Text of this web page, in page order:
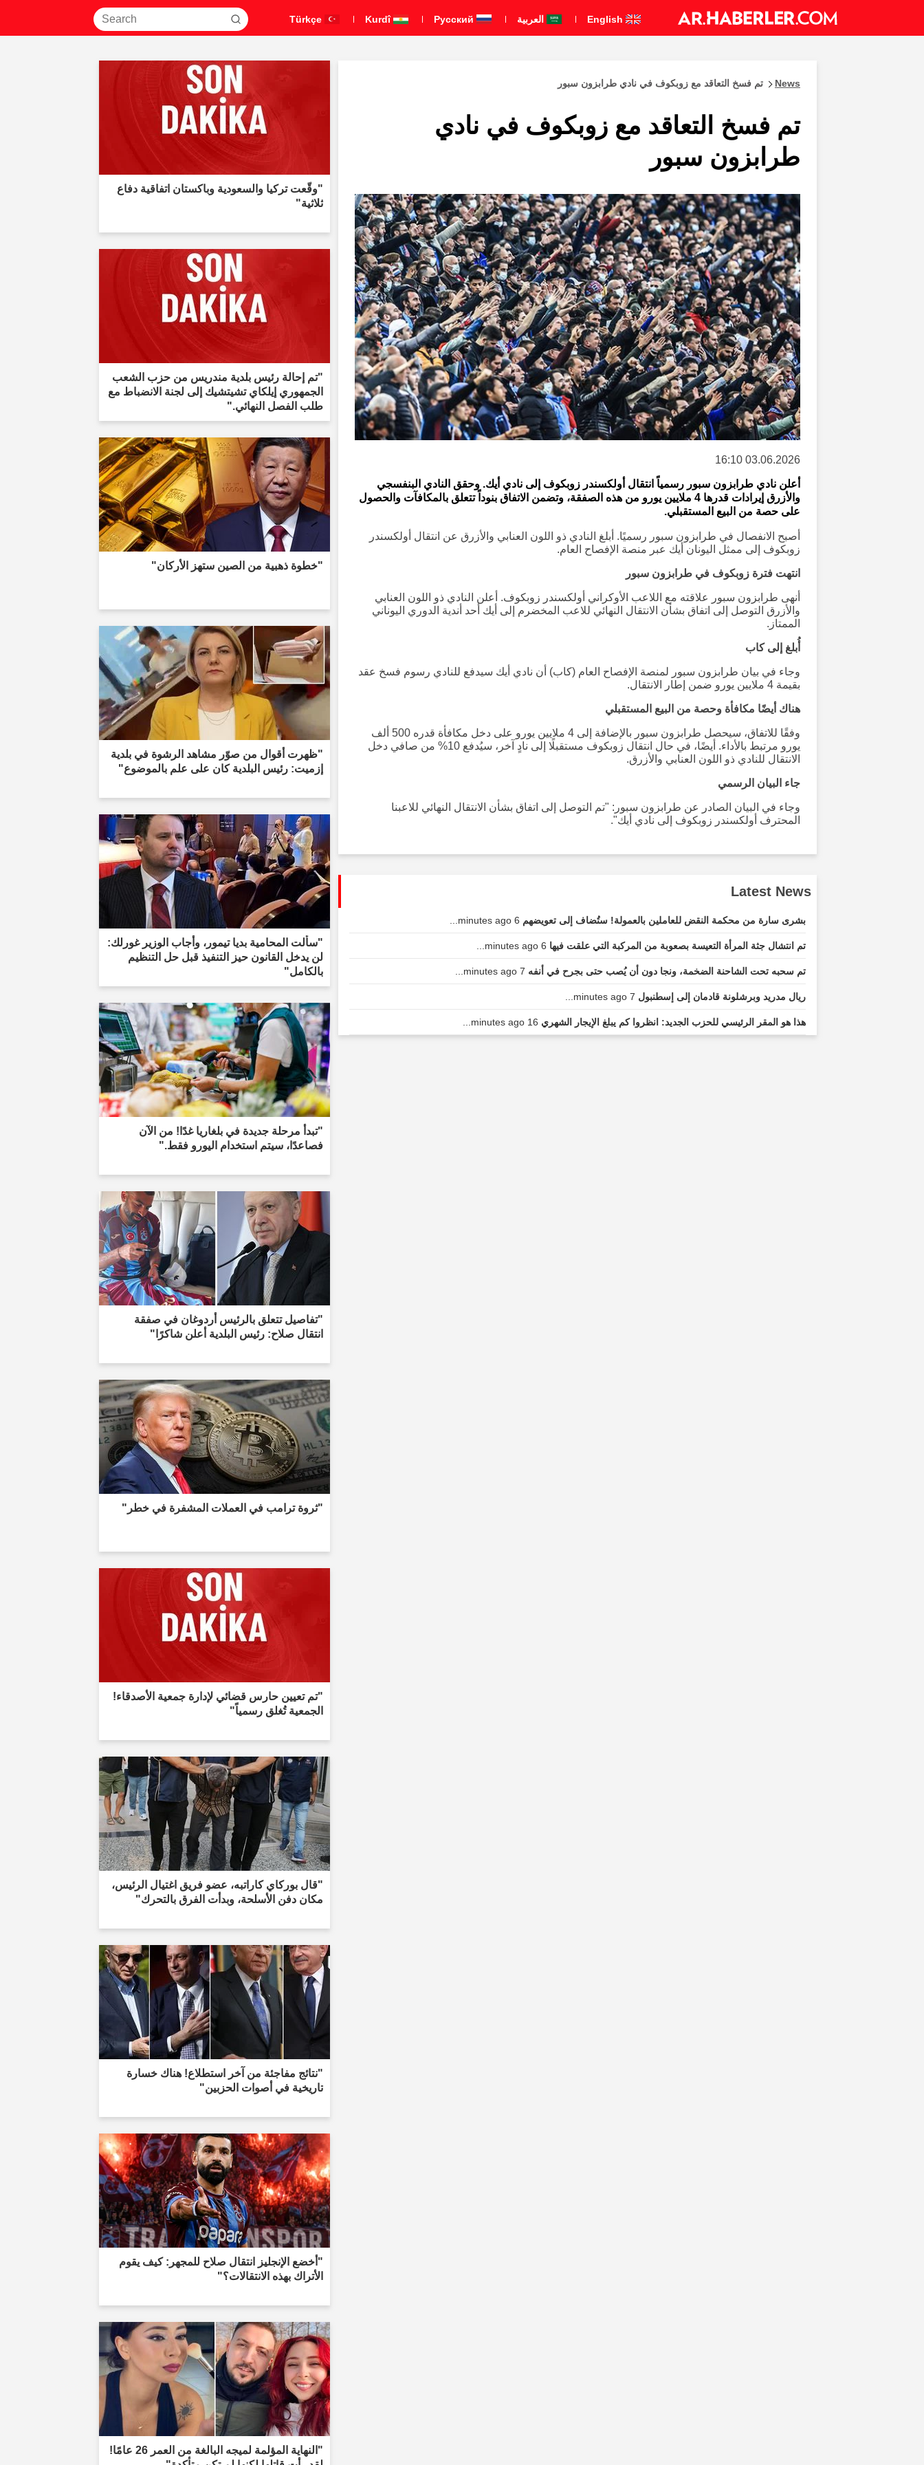
العربية Kurdî
News تم فسخ التعاقد مع زوبكوف في نادي طرابزون سبور
تم فسخ التعاقد مع زوبكوف في نادي
طرابزون سبور
03.06.2026 16:10
أعلن نادي طرابزون سبور رسمياً انتقال أولكسندر زوبكوف إلى نادي أيك. وحقق النادي البنفسجي
والأزرق إيرادات قدرها 4 ملايين يورو من هذه الصفقة، وتضمن الاتفاق بنوداً تتعلق بالمكافآت والحصول
على حصة من البيع المستقبلي.
أصبح الانفصال في طرابزون سبور رسميًا. أبلغ النادي ذو اللون العنابي والأزرق عن انتقال أولكسندر
زوبكوف إلى ممثل اليونان أيك عبر منصة الإفصاح العام.
انتهت فترة زوبكوف في طرابزون سبور
أنهى طرابزون سبور علاقته مع اللاعب الأوكراني أولكسندر زوبكوف. أعلن النادي ذو اللون العنابي
والأزرق التوصل إلى اتفاق بشأن الانتقال النهائي للاعب المخضرم إلى أيك أحد أندية الدوري اليوناني
الممتاز.
أُبلغ إلى كاب
وجاء في بيان طرابزون سبور لمنصة الإفصاح العام (كاب) أن نادي أيك سيدفع للنادي رسوم فسخ عقد
بقيمة 4 ملايين يورو ضمن إطار الانتقال.
هناك أيضًا مكافأة وحصة من البيع المستقبلي
وفقًا للاتفاق، سيحصل طرابزون سبور بالإضافة إلى 4 ملايين يورو على دخل مكافأة قدره 500 ألف
يورو مرتبط بالأداء. أيضًا، في حال انتقال زوبكوف مستقبلًا إلى نادٍ آخر، سيُدفع 10% من صافي دخل
الانتقال للنادي ذو اللون العنابي والأزرق.
جاء البيان الرسمي
وجاء في البيان الصادر عن طرابزون سبور: "تم التوصل إلى اتفاق بشأن الانتقال النهائي للاعبنا
المحترف أولكسندر زوبكوف إلى نادي أيك".
Latest News
بشرى سارة من محكمة النقض للعاملين بالعمولة! ستُضاف إلى تعويضهم 6 minutes ago...
تم انتشال جثة المرأة التعيسة بصعوبة من المركبة التي علقت فيها 6 minutes ago...
تم سحبه تحت الشاحنة الضخمة، ونجا دون أن يُصب حتى بجرح في أنفه 7 minutes ago...
ريال مدريد وبرشلونة قادمان إلى إسطنبول 7 minutes ago...
هذا هو المقر الرئيسي للحزب الجديد: انظروا كم يبلغ الإيجار الشهري 16 minutes ago...
"وقّعت تركيا والسعودية وباكستان اتفاقية دفاع
ثلاثية"
"تم إحالة رئيس بلدية مندريس من حزب الشعب
الجمهوري إيلكاي تشيتشيك إلى لجنة الانضباط مع
طلب الفصل النهائي."
"خطوة ذهبية من الصين ستهز الأركان"
"ظهرت أقوال من صوّر مشاهد الرشوة في بلدية
إزميت: رئيس البلدية كان على علم بالموضوع"
"سألت المحامية بديا تيمور، وأجاب الوزير غورلك:
لن يدخل القانون حيز التنفيذ قبل حل التنظيم
بالكامل"
"تبدأ مرحلة جديدة في بلغاريا غدًا! من الآن
فصاعدًا، سيتم استخدام اليورو فقط."
"تفاصيل تتعلق بالرئيس أردوغان في صفقة
انتقال صلاح: رئيس البلدية أعلن شاكرًا"
"ثروة ترامب في العملات المشفرة في خطر"
"تم تعيين حارس قضائي لإدارة جمعية الأصدقاء!
الجمعية تُغلق رسمياً"
"قال بوركاي كاراتبه، عضو فريق اغتيال الرئيس،
مكان دفن الأسلحة، وبدأت الفرق بالتحرك"
"نتائج مفاجئة من آخر استطلاع! هناك خسارة
تاريخية في أصوات الحزبين"
"أخضع الإنجليز انتقال صلاح للمجهر: كيف يقوم
الأتراك بهذه الانتقالات؟"
"النهاية المؤلمة لميجه البالغة من العمر 26 عامًا!